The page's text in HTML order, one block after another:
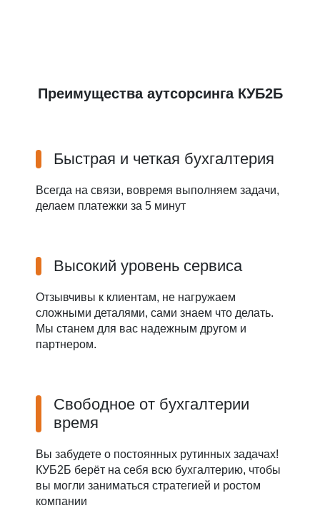
Преимущества аутсорсинга КУБ2Б
Быстрая и четкая бухгалтерия
Всегда на связи, вовремя выполняем задачи,
делаем платежки за 5 минут
Высокий уровень сервиса
Отзывчивы к клиентам, не нагружаем
сложными деталями, сами знаем что делать.
Мы станем для вас надежным другом и
партнером.
Свободное от бухгалтерии
время
Вы забудете о постоянных рутинных задачах!
КУБ2Б берёт на себя всю бухгалтерию, чтобы
вы могли заниматься стратегией и ростом
компании